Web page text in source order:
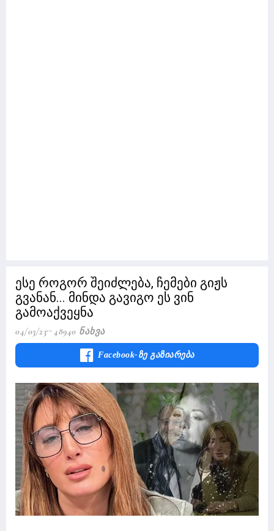
ესე როგორ შეიძლება, ჩემები გიჟს
გვანან... მინდა გავიგო ეს ვინ
გამოაქვეყნა
04/03/23 48940 Ნახვა
Facebook-Ზე Გაზიარება